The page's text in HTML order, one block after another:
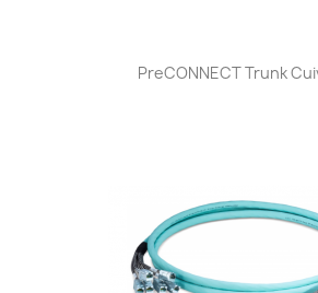
PreCONNECT Trunk